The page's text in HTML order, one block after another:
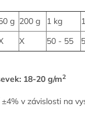
g 200 g 1 kg
X 50 - 55
18-20 g/m2
v závislosti na